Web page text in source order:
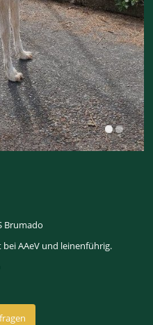
Brumado
AAeV und leinenführig.